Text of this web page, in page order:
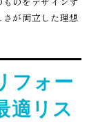
が両立した理想
フォー
適リス